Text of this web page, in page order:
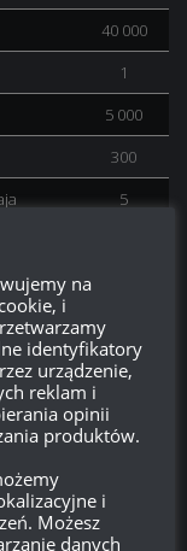
40 000
1
5 000
300
5
5 000
na
i
identyfikatory
urządzenie,
reklam i
opinii
produktów.
i
Możesz
danych